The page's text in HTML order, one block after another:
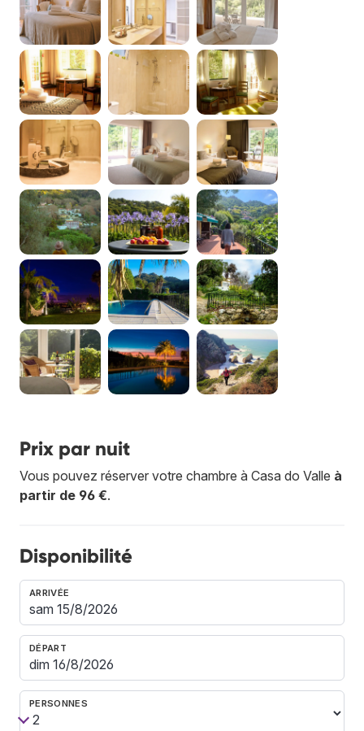
Prix par nuit
Vous pouvez réserver votre chambre à Casa do Valle à
partir de 96 €.
Disponibilité
ARRIVÉE
DÉPART
PERSONNES